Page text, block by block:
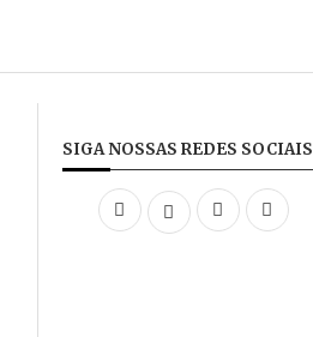
SIGA NOSSAS REDES SOCIAIS